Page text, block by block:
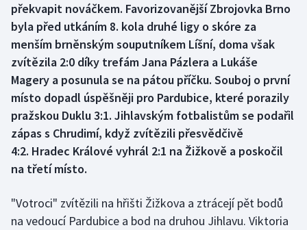
Curling
Dostihy
Florbal
Futsal
Golf
Házená
překvapit nováčkem. Favorizovanější Zbrojovka Brno
byla před utkáním 8. kola druhé ligy o skóre za
menším brněnským souputníkem Líšní, doma však
zvítězila 2:0 díky trefám Jana Pázlera a Lukáše
Magery a posunula se na pátou příčku. Souboj o první
místo dopadl úspěšněji pro Pardubice, které porazily
pražskou Duklu 3:1. Jihlavským fotbalistům se podařil
zápas s Chrudimí, když zvítězili přesvědčivě
4:2. Hradec Králové vyhrál 2:1 na Žižkově a poskočil
na třetí místo.
"Votroci" zvítězili na hřišti Žižkova a ztrácejí pět bodů
na vedoucí Pardubice a bod na druhou Jihlavu. Viktoria